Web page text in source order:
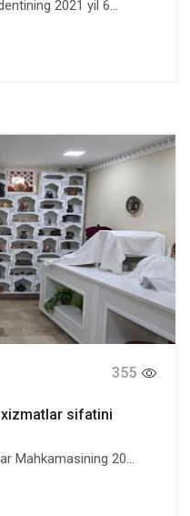
2021 yil 6...
355
sifatini
Mahkamasining 20...